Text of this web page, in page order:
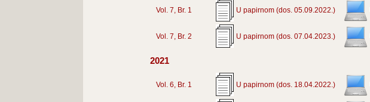
Vol. 7, Br. 1 U papirnom (dos. 05.09.2022.)
Vol. 7, Br. 2 U papirnom (dos. 07.04.2023.)
2021
Vol. 6, Br. 1 U papirnom (dos. 18.04.2022.)